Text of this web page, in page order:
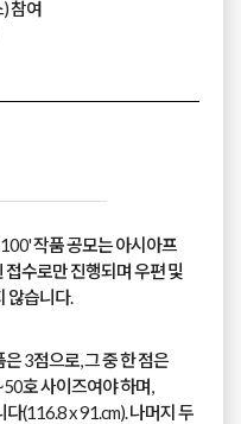
참여
작품 공모는 아시아프
접수로만 진행되며 우편 및
않습니다.
3점으로, 그 중 한 점은
호 사이즈여야 하며,
(116.8 x 91.cm). 나머지 두